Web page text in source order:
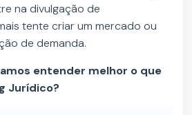
na divulgação de
tente criar um mercado ou
de demanda.
entender melhor o que
Jurídico?